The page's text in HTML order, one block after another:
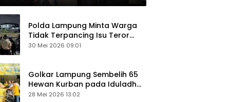
Polda Lampung Minta Warga
Tidak Terpancing Isu Teror
Pocong Palsu, Patroli
30 Mei 2026 09:01
Golkar Lampung Sembelih 65
Hewan Kurban pada Iduladha
1447 Hijriah
28 Mei 2026 13:02